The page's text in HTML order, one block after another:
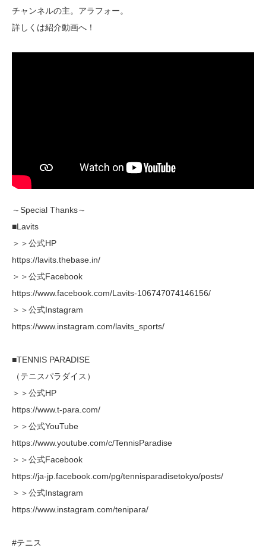
チャンネルの主。アラフォー。
詳しくは紹介動画へ！
～Special Thanks～
■Lavits
＞＞公式HP
https://lavits.thebase.in/
＞＞公式Facebook
https://www.facebook.com/Lavits-106747074146156/
＞＞公式Instagram
https://www.instagram.com/lavits_sports/
■TENNIS PARADISE
（テニスパラダイス）
＞＞公式HP
https://www.t-para.com/
＞＞公式YouTube
https://www.youtube.com/c/TennisParadise
＞＞公式Facebook
https://ja-jp.facebook.com/pg/tennisparadisetokyo/posts/
＞＞公式Instagram
https://www.instagram.com/tenipara/
#テニス